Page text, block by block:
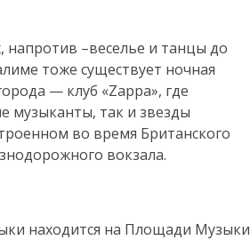
напротив –веселье и танцы до
тоже существует ночная
— клуб «Zappa», где
музыканты, так и звезды
во время Британского
вокзала.
находится на Площади Музыки